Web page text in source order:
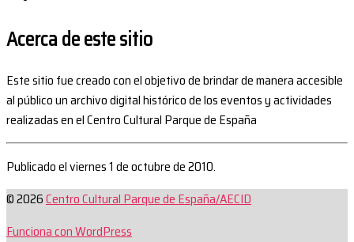
Acerca de este sitio
Este sitio fue creado con el objetivo de brindar de manera accesible
al público un archivo digital histórico de los eventos y actividades
realizadas en el Centro Cultural Parque de España
Publicado el viernes 1 de octubre de 2010.
© 2026Centro Cultural Parque de España/AECID
Funciona con WordPress